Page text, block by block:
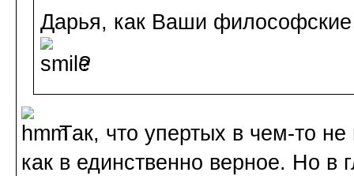
Дарья, как Ваши
?
Так, что упертых в чем-то
как в единственно верное. Но в